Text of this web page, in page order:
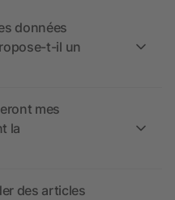
données
t-il un
mes
la
des articles